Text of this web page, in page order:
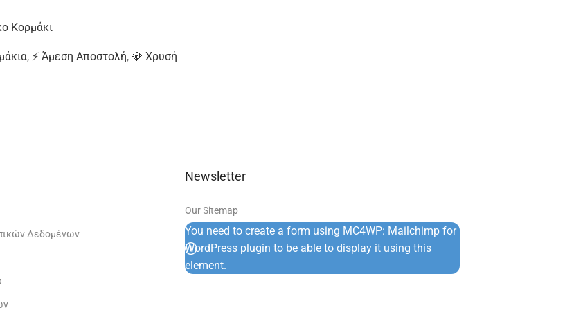
Κορμάκι
, ⚡ Άμεση Αποστολή, 💎 Χρυσή
Δεδομένων
Newsletter
Our Sitemap
You need to create a form using MC4WP: Mailchimp for
WordPress plugin to be able to display it using this
element.